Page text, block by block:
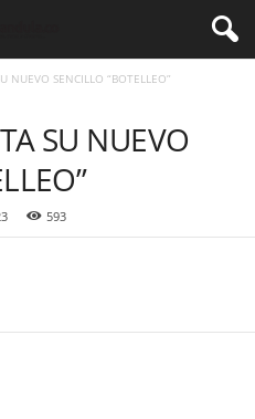
NUEVO SENCILLO “BOTELLEO”
SU NUEVO
593